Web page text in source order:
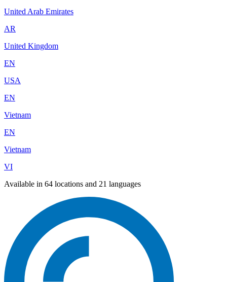
United Arab Emirates
AR
United Kingdom
EN
USA
EN
Vietnam
EN
Vietnam
VI
Available in 64 locations and 21 languages